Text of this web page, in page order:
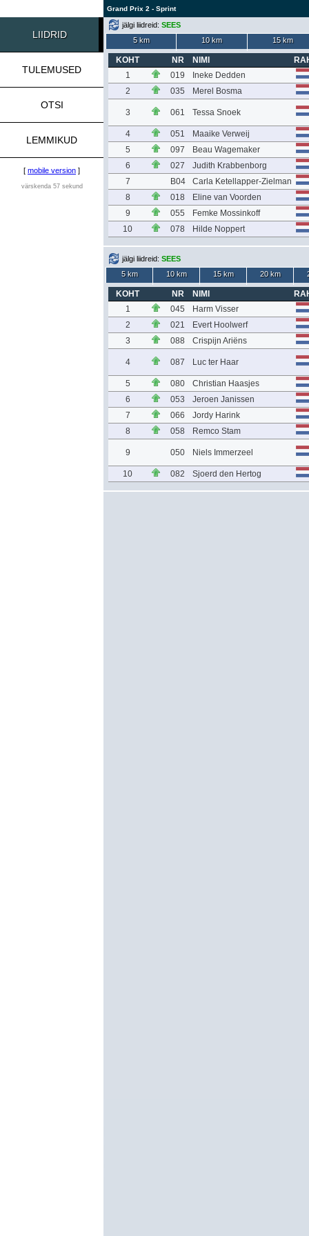
Grand Prix 2 - Sprint
LIIDRID
TULEMUSED
OTSI
LEMMIKUD
[ mobile version ]
värskenda 57 sekund
jälgi liidreid: SEES
5 km
10 km 15 km
KOHT NR NIMI
1
019
Ineke Dedden
2
035 Merel Bosma
3 061 Tessa Snoek
4 051
Maaike Verweij
5
097
Beau Wagemaker
6
027
Judith Krabbenborg
7
B04
Carla Ketellapper-Zielman
8
018
Eline van Voorden
9
055
Femke Mossinkoff
10
078 Hilde Noppert
jälgi liidreid: SEES
5 km
10 km 15 km 20 km
KOHT NR NIMI
1
045
Harm Visser
2
021
Evert Hoolwerf
3
088 Crispijn Ariëns
4 087 Luc ter Haar
5 080
Christian Haasjes
6
053
Jeroen Janissen
7
066
Jordy Harink
8
058 Remco Stam
9 050 Niels Immerzeel
10 082 Sjoerd den Hertog